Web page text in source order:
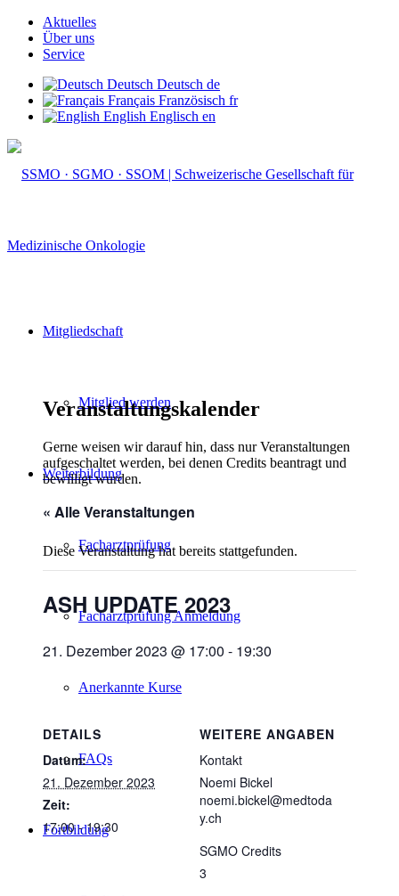
Aktuelles
Über uns
Service
Deutsch Deutsch de
Français Französisch fr
English Englisch en
Mitgliedschaft
Mitglied werden
Weiterbildung
Facharztprüfung
Facharztprüfung Anmeldung
Anerkannte Kurse
FAQs
Fortbildung
Veranstaltungskalender
Gerne weisen wir darauf hin, dass nur Veranstaltungen
aufgeschaltet werden, bei denen Credits beantragt und
bewilligt wurden.
« Alle Veranstaltungen
Diese Veranstaltung hat bereits stattgefunden.
ASH UPDATE 2023
21. Dezember 2023 @ 17:00 - 19:30
DETAILS
Datum:
21. Dezember 2023
Zeit:
17:00 - 19:30
WEITERE ANGABEN
Kontakt
Noemi Bickel
noemi.bickel@medtoda
y.ch
SGMO Credits
3